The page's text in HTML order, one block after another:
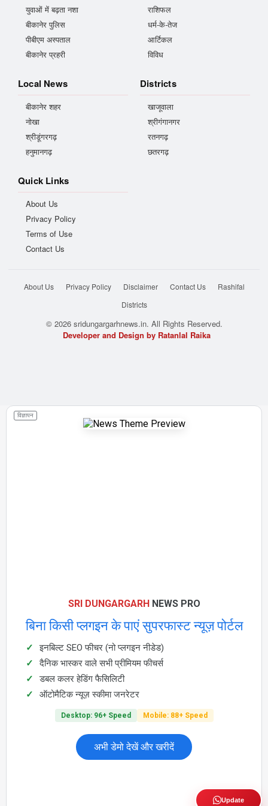
युवाओं में बढ़ता नशा
बीकानेर पुलिस
पीबीएम अस्पताल
बीकानेर प्रहरी
राशिफल
धर्म-के-तेज
आर्टिकल
विविध
Local News
बीकानेर शहर
नोखा
श्रीडूंगरगढ़
हनुमानगढ़
Districts
खाजूवाला
श्रीगंगानगर
रतनगढ़
छतरगढ़
Quick Links
About Us
Privacy Policy
Terms of Use
Contact Us
About Us Privacy Policy Disclaimer Contact Us
Rashifal
Districts
© 2026 sridungargarhnews.in. All Rights Reserved.
Developer and Design by Ratanlal Raika
विज्ञापन
SRI DUNGARGARH NEWS PRO
बिना किसी प्लगइन के पाएं सुपरफास्ट न्यूज़ पोर्टल
इनबिल्ट SEO फीचर (नो प्लगइन नीडेड)
दैनिक भास्कर वाले सभी प्रीमियम फीचर्स
डबल कलर हेडिंग फैसिलिटी
ऑटोमैटिक न्यूज़ स्कीमा जनरेटर
Desktop: 96+ Speed Mobile: 88+ Speed
अभी डेमो देखें और खरीदें
Update